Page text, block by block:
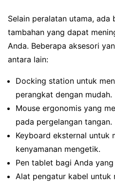
Selain peralatan utama, ada
tambahan yang dapat
Anda. Beberapa aksesori
antara lain:
Docking station untuk
perangkat dengan mudah.
Mouse ergonomis yang
pada pergelangan tangan.
Keyboard eksternal untuk
kenyamanan mengetik.
Pen tablet bagi Anda
Alat pengatur kabel untuk